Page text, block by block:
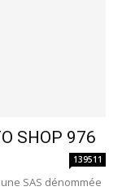
SHOP 976
139511
SAS dénommée